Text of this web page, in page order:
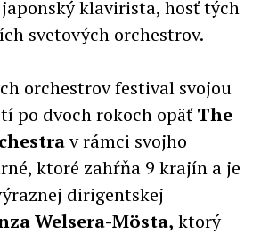
klavirista, hosť tých
svetových orchestrov.
orchestrov festival svojou
po dvoch rokoch opäťThe
v rámci svojho
ktoré zahŕňa 9 krajín a je
dirigentskej
Welsera-Mösta, ktorý